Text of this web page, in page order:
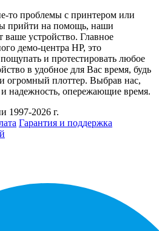
то проблемы с принтером или
прийти на помощь, наши
устройство. Главное
демо-центра HP, это
и протестировать любое
в удобное для Вас время, будь
огромный плоттер. Выбрав нас,
надежность, опережающие время.
1997-2026 г.
Гарантия и поддержка